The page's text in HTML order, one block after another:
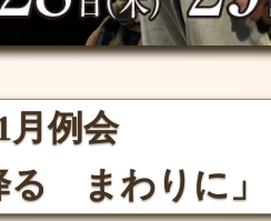
月例会
る まわりに」